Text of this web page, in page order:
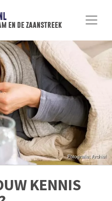
en de zaanstreek
KENNIS